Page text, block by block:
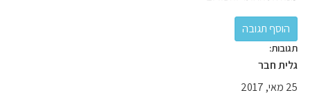
תגובות:
גלית חבר
25 מאי, 2017